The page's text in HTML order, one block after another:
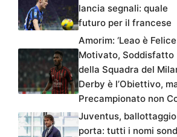
lancia segnali: quale
futuro per il francese
Amorim: ‘Leao è
Motivato, Soddisfatto
della Squadra del
Derby è l’Obiettivo,
Precampionato non
Juventus,
porta: tutti i nomi